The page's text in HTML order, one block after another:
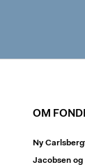
OM
Ny
Jacobsen